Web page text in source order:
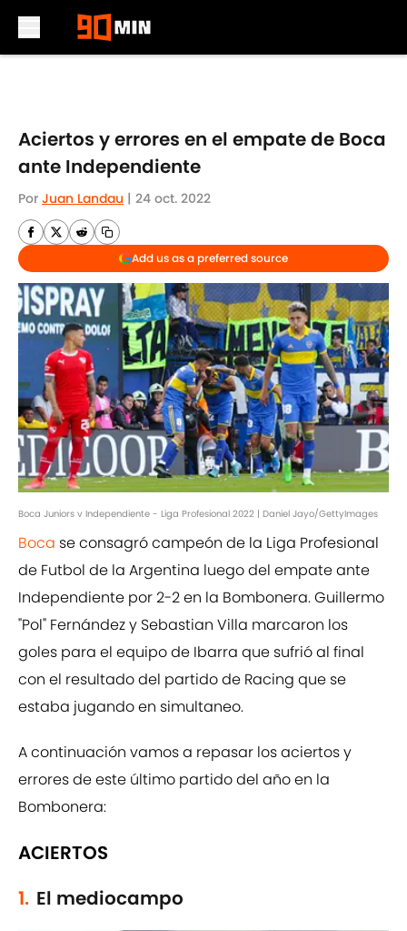
Aciertos y errores en el empate de Boca
ante Independiente
Por Juan Landau | 24 oct. 2022
Add us as a preferred source
Boca Juniors v Independiente - Liga Profesional 2022 | Daniel Jayo/GettyImages
Boca se consagró campeón de la Liga Profesional
de Futbol de la Argentina luego del empate ante
Independiente por 2-2 en la Bombonera. Guillermo
"Pol" Fernández y Sebastian Villa marcaron los
goles para el equipo de Ibarra que sufrió al final
con el resultado del partido de Racing que se
estaba jugando en simultaneo.
A continuación vamos a repasar los aciertos y
errores de este último partido del año en la
Bombonera:
ACIERTOS
1. El mediocampo